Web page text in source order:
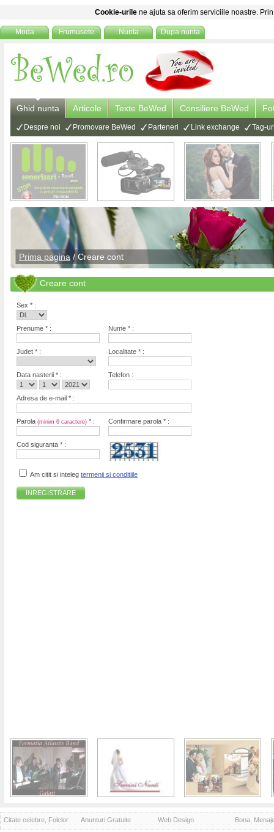
Cookie-urile ne ajuta sa oferim serviciile noastre.
Moda Frumusete Nunta Dupa nunta
Ghid nunta Articole Texte BeWed Consiliere BeWed
Despre noi Promovare BeWed Parteneri Link exchange Tag-
Prima pagina / Creare cont
Creare cont
Sex * :
Prenume * : Nume * :
Judet * : Localitate * :
Data nasterii * : Telefon :
Adresa de e-mail * :
Parola (minim 6 caractere) * : Confirmare parola * :
Cod siguranta * :
Am citit si inteleg termenii si conditiile
INREGISTRARE
Citate celebre, Folclor Anunturi Gratuite Web Design Bona,